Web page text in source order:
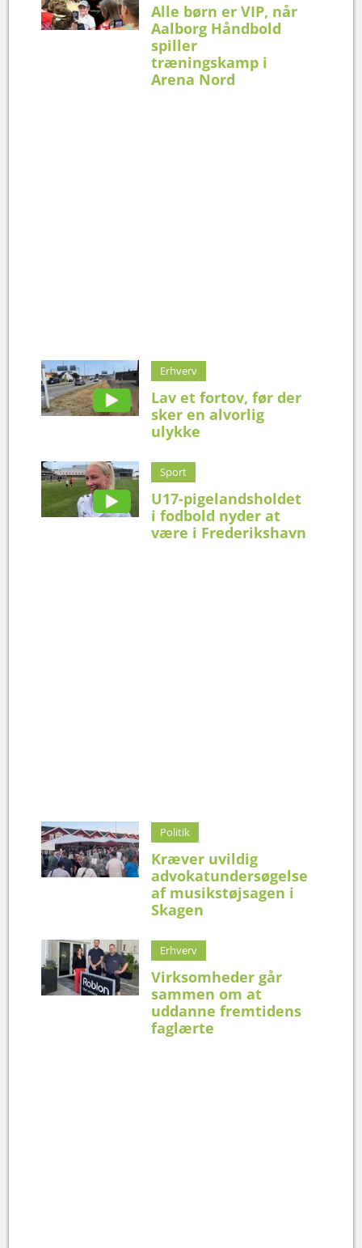
Alle børn er VIP, når
Aalborg Håndbold
spiller
træningskamp i
Arena Nord
Erhverv
Lav et fortov, før der
sker en alvorlig
ulykke
Sport
U17-pigelandsholdet
i fodbold nyder at
være i Frederikshavn
Politik
Kræver uvildig
advokatundersøgelse
af musikstøjsagen i
Skagen
Erhverv
Virksomheder går
sammen om at
uddanne fremtidens
faglærte